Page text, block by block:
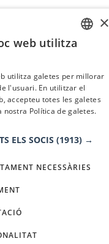
×
web utilitza
utilitza galetes per millorar
l'usuari. En utilitzar el
accepteu totes les galetes
nostra Política de galetes.
ELS SOCIS (1913) →
NECESSÀRIES